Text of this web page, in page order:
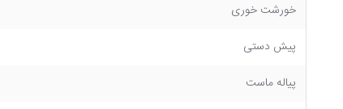
خورشت خوری
پیش دستی
پیاله ماست